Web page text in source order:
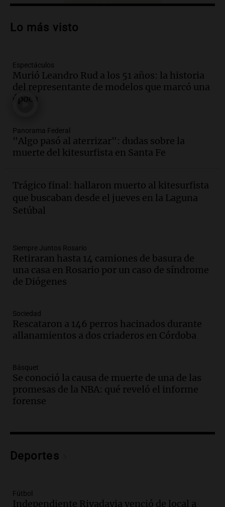
Audio.Nuevo desarrollo urbano y casa
en Villa María
Audio.
la Bulaya abrirá sus puertas mañana con
diversas actividades y sorpresas
Panorama Federal
edificios y proyecta una casa del
estudiante con 48 municipios
involucrados
Episodios
Audio.1° gol de Rosario Central a
Aldosivi (Zalazar en contra) - relato
Gato Greco
Audio.Recomendaciones de vino
bonarda para disfrutar el fin de semana
en Mendoza
Panorama Federal
Audio.
en la Sociedad Rural de Bulaya con
actividades para toda la familia
Audio.
edificios y una casa del estudiante para
jóvenes de la región
Panorama Federal
Audio.Preparativos finales para la gran
Bulaya este sábado
Audio.
Congreso y evacuación por derrame de
Lo más visto
Espectáculos
Murió Leandro Rud a los 51 años: la historia
del representante de modelos que marcó una
época
Panorama Federal
"Algo pasó al aterrizar": dudas sobre la
muerte del kitesurfista en Santa Fe
Trágico final: hallaron muerto al kitesurfista
que buscaban desde el jueves en la Laguna
Setúbal
Siempre Juntos Rosario
Retiraran hasta 14 camiones de basura de
una casa en Rosario por un caso de síndrome
de Diógenes
Sociedad
Rescataron a 146 perros hacinados durante
allanamientos a dos criaderos en Córdoba
Básquet
Se conoció la causa de muerte de una de las
promesas de la NBA: qué reveló el informe
forense
Deportes
Fútbol
Independiente Rivadavia venció de local a